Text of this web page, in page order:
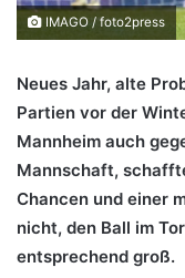
IMAGO / foto2press
Neues Jahr, alte
Partien vor der
Mannheim auch
Mannschaft,
Chancen und einer
nicht, den Ball im
entsprechend groß.